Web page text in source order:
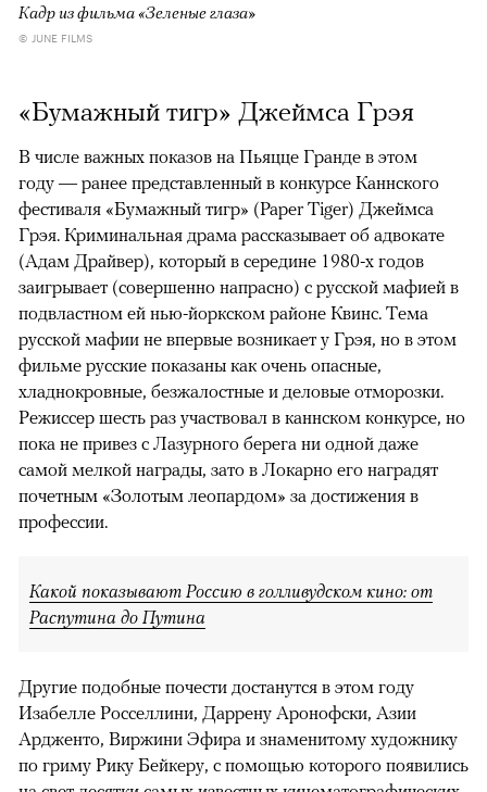
Кадр из фильма «Зеленые глаза»
© JUNE FILMS
«Бумажный тигр» Джеймса Грэя
В числе важных показов на Пьяцце Гранде в этом
году — ранее представленный в конкурсе Каннского
фестиваля «Бумажный тигр» (Paper Tiger) Джеймса
Грэя. Криминальная драма рассказывает об адвокате
(Адам Драйвер), который в середине 1980-х годов
заигрывает (совершенно напрасно) с русской мафией в
подвластном ей нью-йоркском районе Квинс. Тема
русской мафии не впервые возникает у Грэя, но в этом
фильме русские показаны как очень опасные,
хладнокровные, безжалостные и деловые отморозки.
Режиссер шесть раз участвовал в каннском конкурсе, но
пока не привез с Лазурного берега ни одной даже
самой мелкой награды, зато в Локарно его наградят
почетным «Золотым леопардом» за достижения в
профессии.
Какой показывают Россию в голливудском кино: от
Распутина до Путина
Другие подобные почести достанутся в этом году
Изабелле Росселлини, Даррену Аронофски, Азии
Ардженто, Виржини Эфира и знаменитому художнику
по гриму Рику Бейкеру, с помощью которого появились